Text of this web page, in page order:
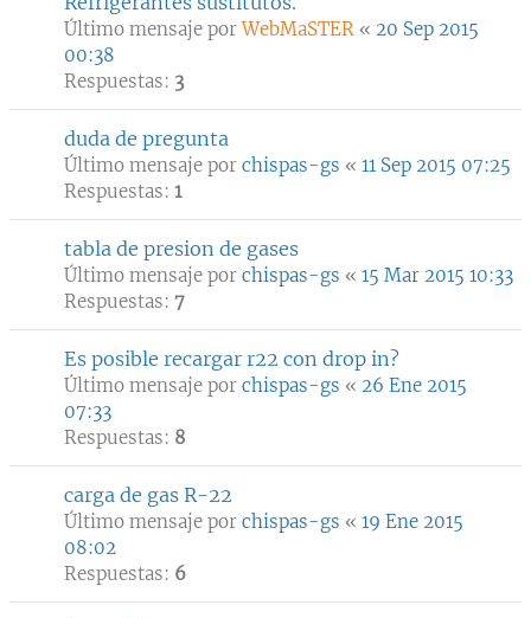
Último mensaje porWebMaSTER « 20 Sep 2015
00:38
Respuestas: 3
duda de pregunta
Último mensaje por chispas-gs « 11 Sep 2015 07:25
Respuestas: 1
tabla de presion de gases
Último mensaje por chispas-gs « 15 Mar 2015 10:33
Respuestas: 7
Es posible recargar r22 con drop in?
Último mensaje por chispas-gs « 26 Ene 2015
07:33
Respuestas: 8
carga de gas R-22
Último mensaje por chispas-gs « 19 Ene 2015
08:02
Respuestas: 6